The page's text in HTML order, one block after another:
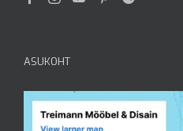
ASUKOHT